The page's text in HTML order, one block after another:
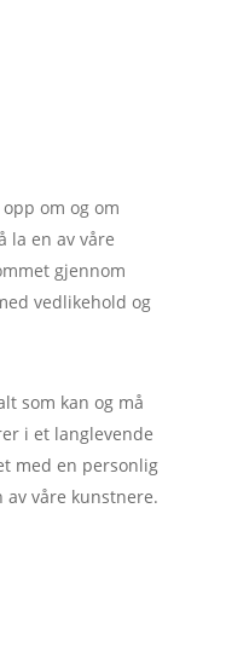
om og om
la en av våre
gjennom
vedlikehold og
som kan og må
i et langlevende
med en personlig
våre kunstnere.